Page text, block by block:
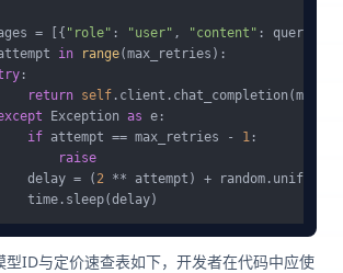
= [{
"role" : "user" , "content" : query}]
in range(max_retries):
:
return self
Exception as e:
if attempt == max_retries - 1 :
raise
delay = (
2 ** attempt) + random.uniform(
型ID与定价速查表如下，开发者在代码中应使